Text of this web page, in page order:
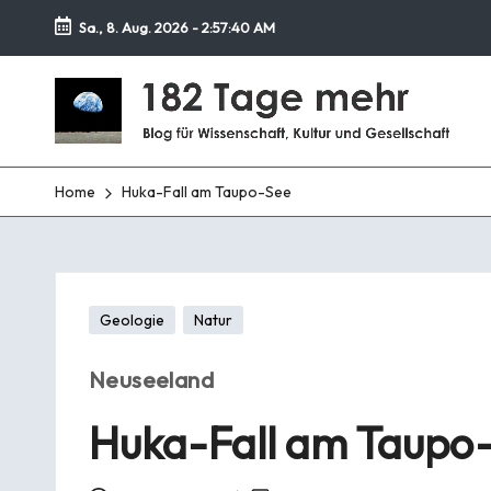
Zurück
Sa., 8. Aug. 2026 -2:57:41 AM
1
8
2
a
g
e
Blog
Kultur
Home Huka-Fall am Taupo-See
Posted
Geologie Natur
Neuseeland
Huka-Fall am